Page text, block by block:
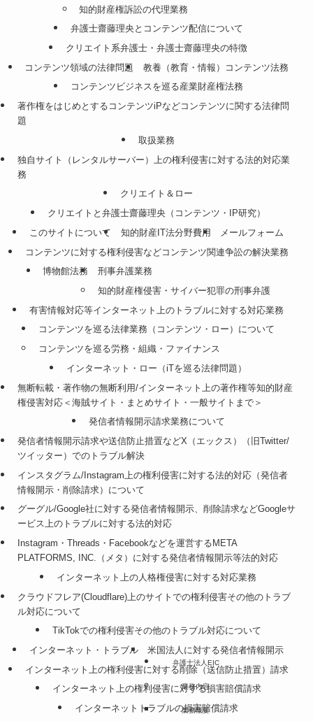
知的財産権訴訟の代理業務
弁護士齋藤理央とコンテンツ配信について
クリエイト系弁護士・弁護士齋藤理央の特徴
コンテンツ領域の法律問題
教養（教育・情報）コンテンツ法務
コンテンツビジネスを巡る産業財産権法務
著作権をはじめとするコンテンツiPなどコンテンツに関する法律問
題
取扱業務
独自サイト（レンタルサーバー）上の権利侵害に対する法的対応業
務
クリエイト＆ロー
クリエイトと弁護士齋藤理央（コンテンツ・IP研究）
このサイトについて
知的財産IT法分野費用
メールフォーム
コンテンツに対する権利侵害などコンテンツ関連争訟の解決業務
博物館法務
刑事弁護業務
知的財産権侵害・サイバー犯罪の刑事弁護
有害情報対応等インターネット上のトラブルに対する対応業務
コンテンツを巡る法律業務（コンテンツ・ロー）について
コンテンツを巡る労務・組織・ファイナンス
インターネット・ロー（iTを巡る法律問題）
無断転載・著作物の無断利用/インターネット上の著作権等知的財産
権侵害対応＜海賊サイト・まとめサイト・一般サイトまで＞
発信者情報開示請求業務について
発信者情報開示請求や送信防止措置などX（エックス）（旧Twitter/
ツイッター）でのトラブル解決
インスタグラム/Instagram上の権利侵害に対する法的対応（発信者
情報開示・削除請求）について
グーグル/Google社に対する発信者情報開示、削除請求などGoogleサ
ービス上のトラブルに対する法的対応
Instagram・Threads・Facebookなどを運営するMETA
PLATFORMS, INC.（メタ）に対する発信者情報開示等法的対応
インターネット上の人格権侵害に対する対応業務
クラウドフレア(Cloudflare)上のサイトでの権利侵害その他のトラブ
ル対応について
TikTokでの権利侵害その他のトラブル対応について
インターネット・トラブル
米国法人に対する発信者情報開示
インターネット上の権利侵害に対する削除（送信防止措置）請求
インターネット上の権利侵害に対する損害賠償請求
インターネットトラブルの損害賠償請求
弁護士法人EIC
業務内容
業務概要